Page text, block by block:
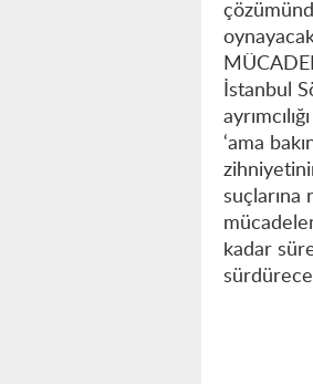
İstanbul
‘ama
suçlarına
kadar